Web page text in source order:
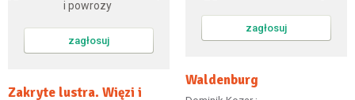
zagłosuj
Zakryte lustra. Więzi i
zagłosuj
Waldenburg